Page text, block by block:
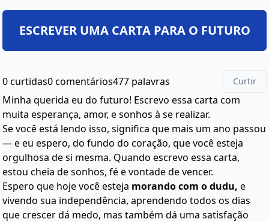
0 curtidas0 comentários477 palavras Curtir
Minha querida eu do futuro! Escrevo essa carta com
muita esperança, amor, e sonhos à se realizar.
Se você está lendo isso, significa que mais um ano passou
— e eu espero, do fundo do coração, que você esteja
orgulhosa de si mesma. Quando escrevo essa carta,
estou cheia de sonhos, fé e vontade de vencer.
Espero que hoje você esteja morando com o dudu, e
vivendo sua independência, aprendendo todos os dias
que crescer dá medo, mas também dá uma satisfação
ESCREVER UMA CARTA PARA O FUTURO